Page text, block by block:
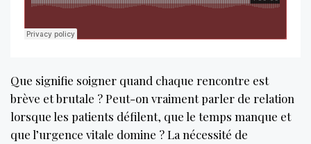
Que signifie soigner quand chaque rencontre est
brève et brutale ? Peut-on vraiment parler de relation
lorsque les patients défilent, que le temps manque et
que l’urgence vitale domine ? La nécessité de